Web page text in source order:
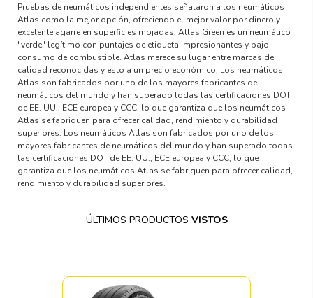
Pruebas de neumáticos independientes señalaron a los neumáticos
Atlas como la mejor opción, ofreciendo el mejor valor por dinero y
excelente agarre en superficies mojadas. Atlas Green es un neumático
"verde" legítimo con puntajes de etiqueta impresionantes y bajo
consumo de combustible. Atlas merece su lugar entre marcas de
calidad reconocidas y esto a un precio económico. Los neumáticos
Atlas son fabricados por uno de los mayores fabricantes de
neumáticos del mundo y han superado todas las certificaciones DOT
de EE. UU., ECE europea y CCC, lo que garantiza que los neumáticos
Atlas se fabriquen para ofrecer calidad, rendimiento y durabilidad
superiores. Los neumáticos Atlas son fabricados por uno de los
mayores fabricantes de neumáticos del mundo y han superado todas
las certificaciones DOT de EE. UU., ECE europea y CCC, lo que
garantiza que los neumáticos Atlas se fabriquen para ofrecer calidad,
rendimiento y durabilidad superiores.
ÚLTIMOS PRODUCTOS VISTOS